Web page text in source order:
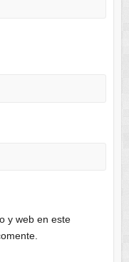
y web en este